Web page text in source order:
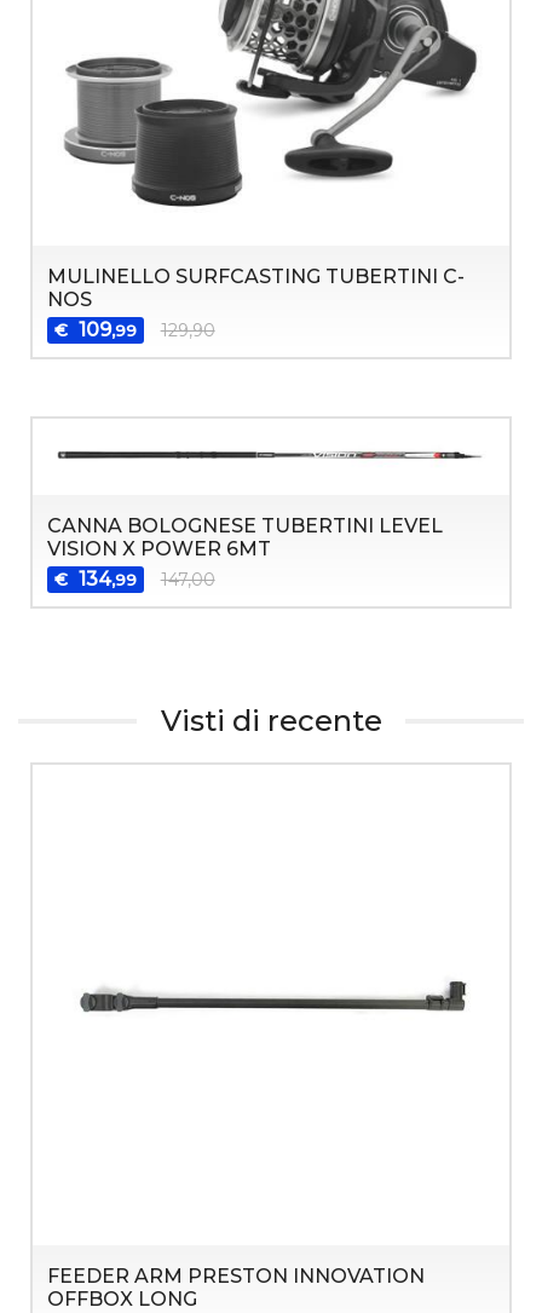
MULINELLO SURFCASTING TUBERTINI C-
NOS
€ 109,99 129,90
CANNA BOLOGNESE TUBERTINI LEVEL
VISION X POWER 6MT
€ 134,99 147,00
Visti di recente
FEEDER ARM PRESTON INNOVATION
OFFBOX LONG